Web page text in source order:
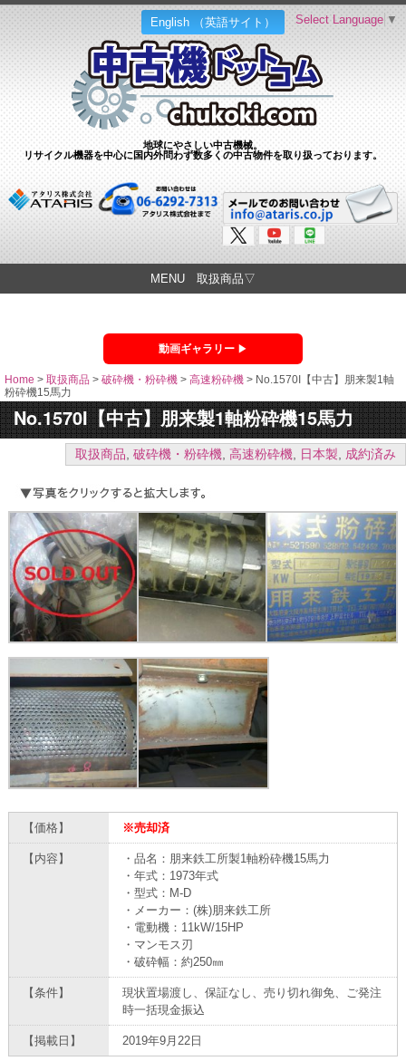
English （英語サイト）
地球にやさしい中古機械。
リサイクル機器を中心に国内外問わず数多くの中古物件を取り扱っております。
Select Language ▼
MENU 取扱商品▽
動画ギャラリー
Home > 取扱商品 > 破砕機・粉砕機 > 高速粉砕機 > No.1570I【中古】朋来製1軸
粉砕機15馬力
No.1570I【中古】朋来製1軸粉砕機15馬力
取扱商品, 破砕機・粉砕機, 高速粉砕機, 日本製, 成約済み
【価格】 ※売却済
【内容】
・品名：朋来鉄工所製1軸粉砕機15馬力
・年式：1973年式
・型式：M-D
・メーカー：(株)朋来鉄工所
・電動機：11kW/15HP
・マンモス刃
・破砕幅：約250㎜
【条件】
現状置場渡し、保証なし、売り切れ御免、ご発注
時一括現金振込
【掲載日】 2019年9月22日